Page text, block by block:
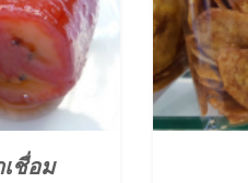
ชื่อม